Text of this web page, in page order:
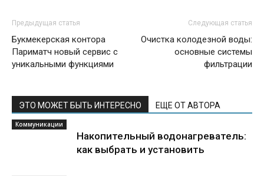
Предыдущая статья
Букмекерская контора
Париматч новый сервис с
уникальными функциями
Следующая статья
Очистка колодезной воды:
основные системы
фильтрации
ЭТО МОЖЕТ БЫТЬ ИНТЕРЕСНО ЕЩЕ ОТ АВТОРА
Коммуникации
Накопительный водонагреватель:
как выбрать и установить